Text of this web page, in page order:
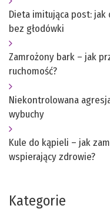
Dieta imitująca post: jak
bez głodówki
Zamrożony bark – jak
ruchomość?
Niekontrolowana
wybuchy
Kule do kąpieli – jak
wspierający zdrowie?
Kategorie